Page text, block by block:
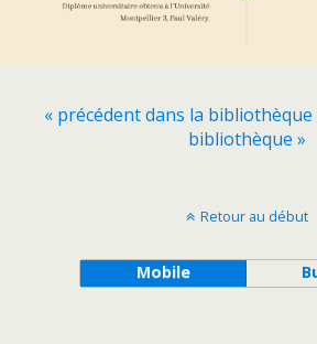
« précédent dans la bibliothèque
bibliothèque »
Retour au début
Mobile